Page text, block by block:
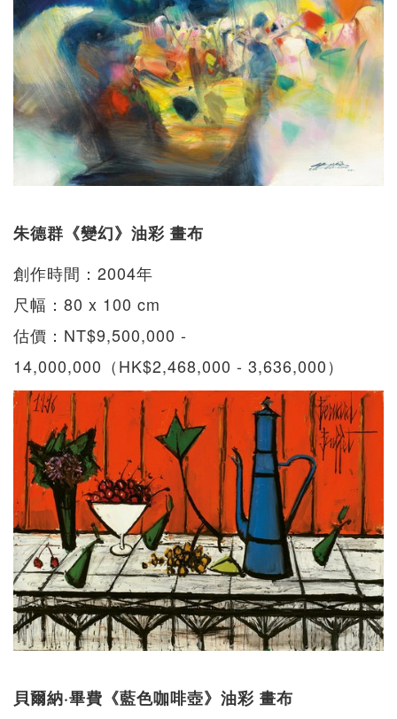
朱德群《變幻》油彩 畫布
創作時間：2004年
尺幅：80 x 100 cm
估價：NT$9,500,000 -
14,000,000（HK$2,468,000 - 3,636,000）
貝爾納·畢費《藍色咖啡壺》油彩 畫布